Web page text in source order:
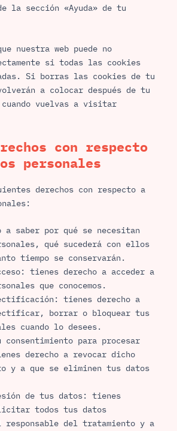
la sección «Ayuda» de tu
nuestra web puede no
si todas las cookies
Si borras las cookies de tu
a colocar después de tu
cuando vuelvas a visitar
con respecto
personales
derechos con respecto a
a saber por qué se necesitan
qué sucederá con ellos
tiempo se conservarán.
tienes derecho a acceder a
que conocemos.
tienes derecho a
borrar o bloquear tus
cuando lo desees.
para procesar
derecho a revocar dicho
y a que se eliminen tus datos
de tus datos: tienes
todos tus datos
responsable del tratamiento y a